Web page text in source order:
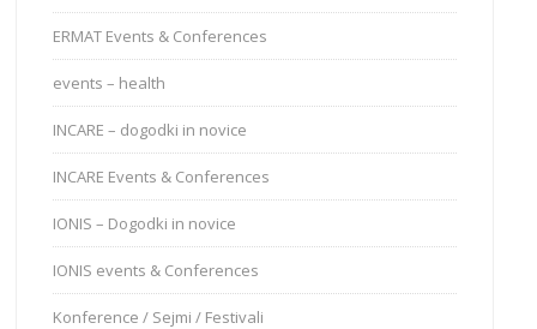
ERMAT Events & Conferences
events – health
INCARE – dogodki in novice
INCARE Events & Conferences
IONIS – Dogodki in novice
IONIS events & Conferences
Konference / Sejmi / Festivali